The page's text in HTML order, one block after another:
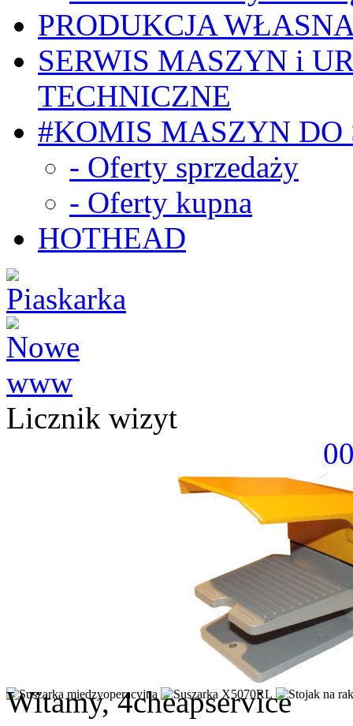
PRODUKCJA
SERWIS MASZYN i
TECHNICZNE
#KOMIS MASZYN DO
- Oferty sprzedaży
- Oferty kupna
HOTHEAD
Licznik wizyt
Witamy, 4cheapservice